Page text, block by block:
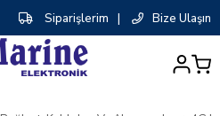
Siparişlerim | Bize Ulaşın